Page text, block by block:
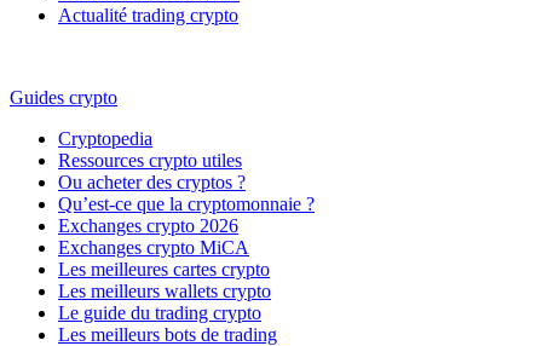
Actualité trading crypto
Guides crypto
Cryptopedia
Ressources crypto utiles
Ou acheter des cryptos ?
Qu’est-ce que la cryptomonnaie ?
Exchanges crypto 2026
Exchanges crypto MiCA
Les meilleures cartes crypto
Les meilleurs wallets crypto
Le guide du trading crypto
Les meilleurs bots de trading